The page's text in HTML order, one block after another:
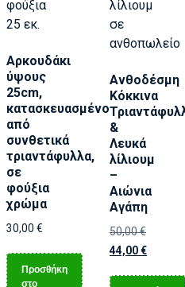
Αρκουδάκι
ύψους
25cm,
κατασκευασμένο
από
συνθετικά
τριαντάφυλλα,
σε
φούξια
χρώμα
30,00 €
Προσθήκη
Ανθοδέσμη
Κόκκινα
&
Λευκά
λίλιουμ
–
Αιώνια
Αγάπη
50,00€
44,00€